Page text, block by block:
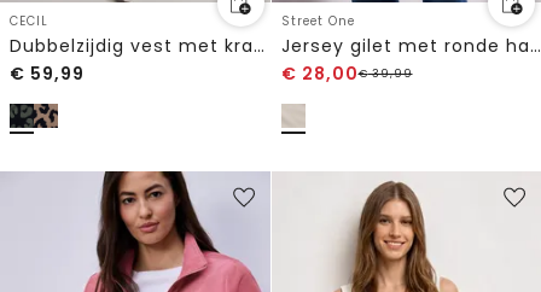
CECIL
Dubbelzijdig vest met kraag en ritssluiting
€ 59,99
Street One
Jersey gilet met ronde hals
€ 28,00€39,99